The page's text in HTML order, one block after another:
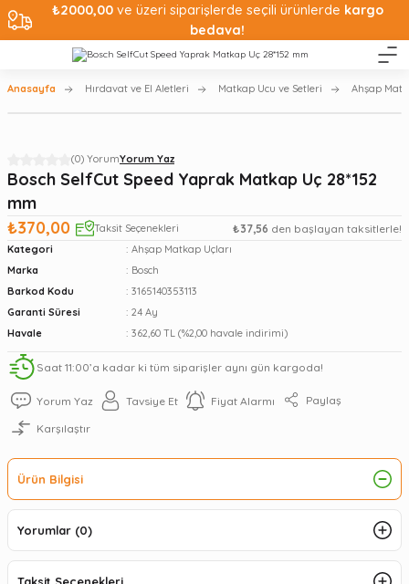
₺2000,00ve üzeri siparişlerde seçili ürünlerde kargo
bedava!
Anasayfa Hırdavat ve El Aletleri Matkap Ucu ve Setleri Ahşap
(0) YorumYorum Yaz
Bosch SelfCut Speed Yaprak Matkap Uç 28*152
mm
₺370,00
Taksit Seçenekleri ₺37,56 den başlayan taksitlerle!
Kategori
Ahşap Matkap Uçları
Marka
Bosch
Barkod Kodu
3165140353113
Garanti Süresi
24 Ay
Havale
362,60 TL (%2,00 havale indirimi)
Saat 11:00’a kadar ki tüm siparişler aynı gün kargoda!
Yorum Yaz Tavsiye Et Fiyat Alarmı Paylaş
Karşılaştır
Ürün Bilgisi
Yorumlar (0)